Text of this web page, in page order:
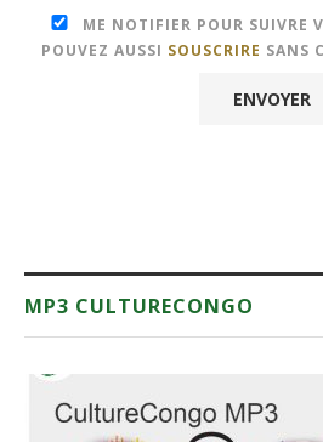
ME NOTIFIER POUR SUIVRE
POUVEZ AUSSI SOUSCRIRE SANS
MP3 CULTURECONGO